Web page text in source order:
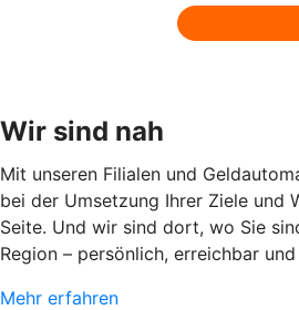
Wir sind nah
Mit unseren Filialen und
bei der Umsetzung Ihrer Ziele und
Seite. Und wir sind dort, wo Sie
Region – persönlich, erreichbar
Mehr erfahren